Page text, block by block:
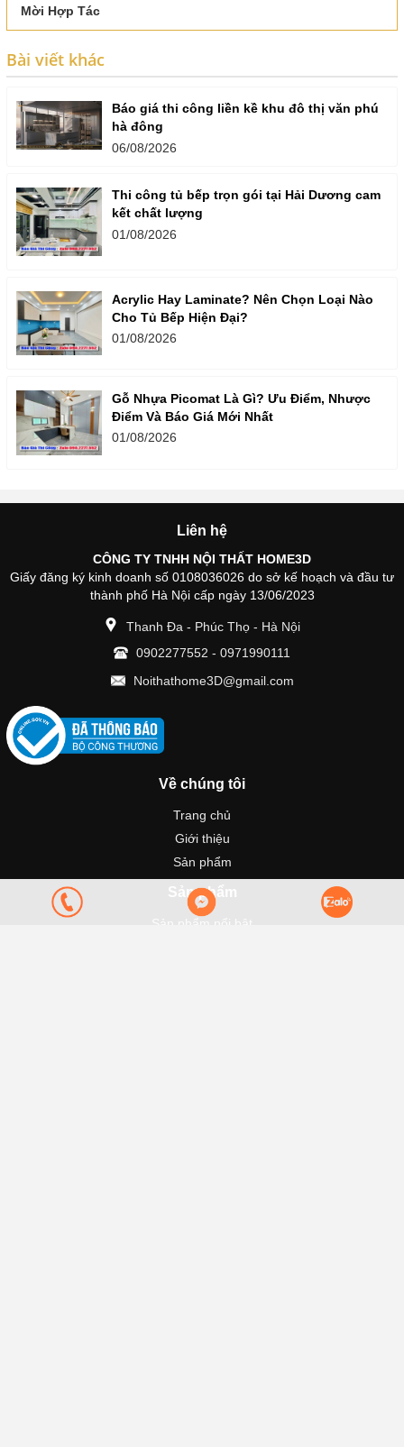
Mời Hợp Tác
Bài viết khác
Báo giá thi công liền kề khu đô thị văn phú
hà đông
06/08/2026
Thi công tủ bếp trọn gói tại Hải Dương cam
kết chất lượng
01/08/2026
Acrylic Hay Laminate? Nên Chọn Loại Nào
Cho Tủ Bếp Hiện Đại?
01/08/2026
Gỗ Nhựa Picomat Là Gì? Ưu Điểm, Nhược
Điểm Và Báo Giá Mới Nhất
01/08/2026
Liên hệ
CÔNG TY TNHH NỘI THẤT HOME3D
Giấy đăng ký kinh doanh số 0108036026 do sở kế hoạch và đầu tư
thành phố Hà Nội cấp ngày 13/06/2023
Thanh Đa - Phúc Thọ - Hà Nội
0902277552 - 0971990111
Noithathome3D@gmail.com
Về chúng tôi
Trang chủ
Giới thiệu
Sản phẩm
Sản phẩm